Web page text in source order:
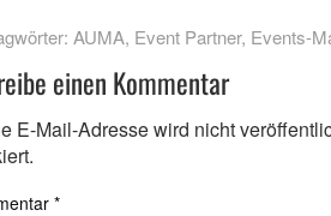
AUMA, Event Partner, Events-
einen Kommentar
E-Mail-Adresse wird nicht
*